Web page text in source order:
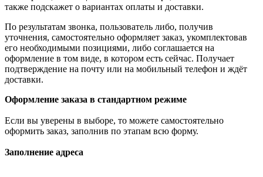
также подскажет о вариантах оплаты и доставки.
По результатам звонка, пользователь либо, получив
уточнения, самостоятельно оформляет заказ, укомплектовав
его необходимыми позициями, либо соглашается на
оформление в том виде, в котором есть сейчас. Получает
подтверждение на почту или на мобильный телефон и ждёт
доставки.
Оформление заказа в стандартном режиме
Если вы уверены в выборе, то можете самостоятельно
оформить заказ, заполнив по этапам всю форму.
Заполнение адреса